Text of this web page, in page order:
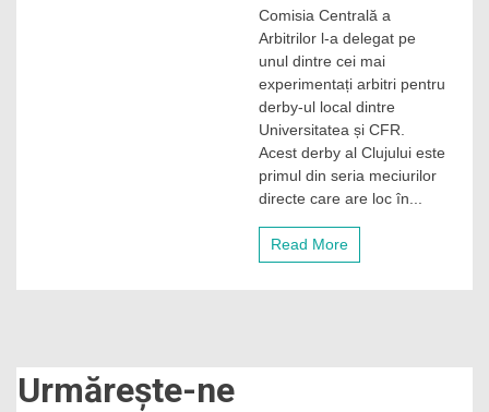
Radu
Petrescu
va
„centru”
în
Derby-
ul
Clujului,
direct
Comisia Centrală a
Arbitrilor l-a delegat pe
unul dintre cei mai
experimentați arbitri pentru
derby-ul local dintre
Universitatea și CFR.
Acest derby al Clujului este
primul din seria meciurilor
directe care are loc în...
Read More
Urmărește-ne